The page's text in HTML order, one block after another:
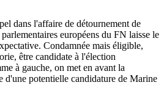
dans l'affaire de détournement de
européens du FN laisse le
Condamnée mais éligible,
être candidate à l'élection
à gauche, on met en avant la
d'une potentielle candidature de Marine